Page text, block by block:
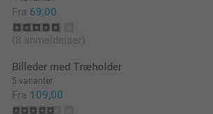
Fra 69,00
(8 anmeldelser)
Billeder med Træholder
5 varianter
Fra 109,00